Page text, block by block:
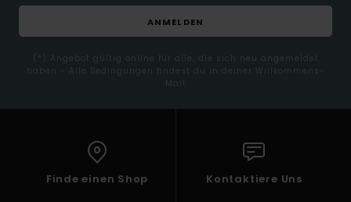
ANMELDEN
(*) Angebot gültig online für alle, die sich neu angemeldet
haben - Alle Bedingungen findest du in deiner Willkommens-
Mail
Finde einen Shop Kontaktiere Uns